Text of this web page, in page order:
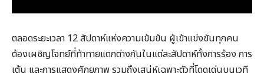
ตลอดระยะเวลา 12 สัปดาห์แห่งความเข้มข้น ผู้เข้าแข่งขันทุกคน
ต้องเผชิญโจทย์ที่ท้าทายแตกต่างกันในแต่ละสัปดาห์ทั้งการร้อง การ
เต้น และการแสดงศักยภาพ รวมถึงเสน่ห์เฉพาะตัวที่โดดเด่นบนเวที